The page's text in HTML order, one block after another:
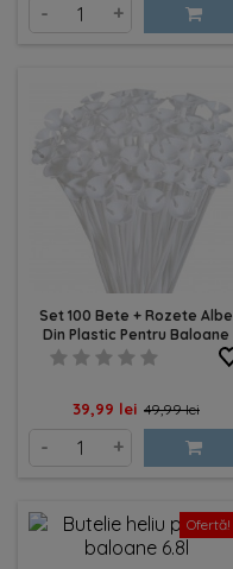
- +
Set 100 Bete + Rozete Albe
Din Plastic Pentru Baloane
Pret
39,99 lei Pret
baza
49,99 lei
- +
Ofertă!